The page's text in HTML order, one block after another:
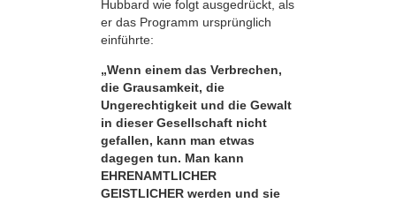
Hubbard wie folgt ausgedrückt, als
er das Programm ursprünglich
einführte:
„Wenn einem das Verbrechen,
die Grausamkeit, die
Ungerechtigkeit und die Gewalt
in dieser Gesellschaft nicht
gefallen, kann man etwas
dagegen tun. Man kann
EHRENAMTLICHER
GEISTLICHER werden und sie